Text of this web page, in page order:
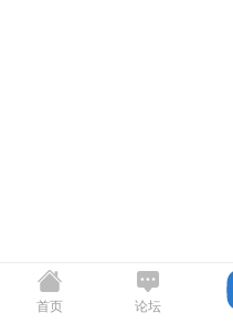
首页 论坛